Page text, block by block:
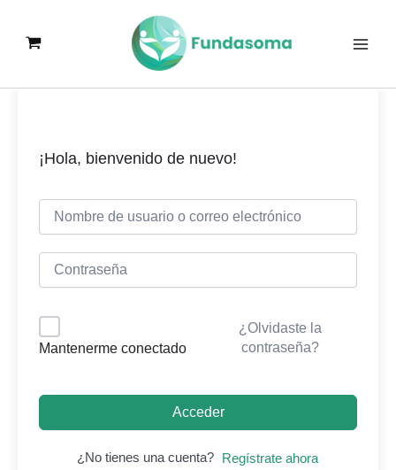
contenido
¡Hola, bienvenido de nuevo!
Mantenerme conectado
¿Olvidaste la
contraseña?
Acceder
¿No tienes una cuenta? Regístrate ahora